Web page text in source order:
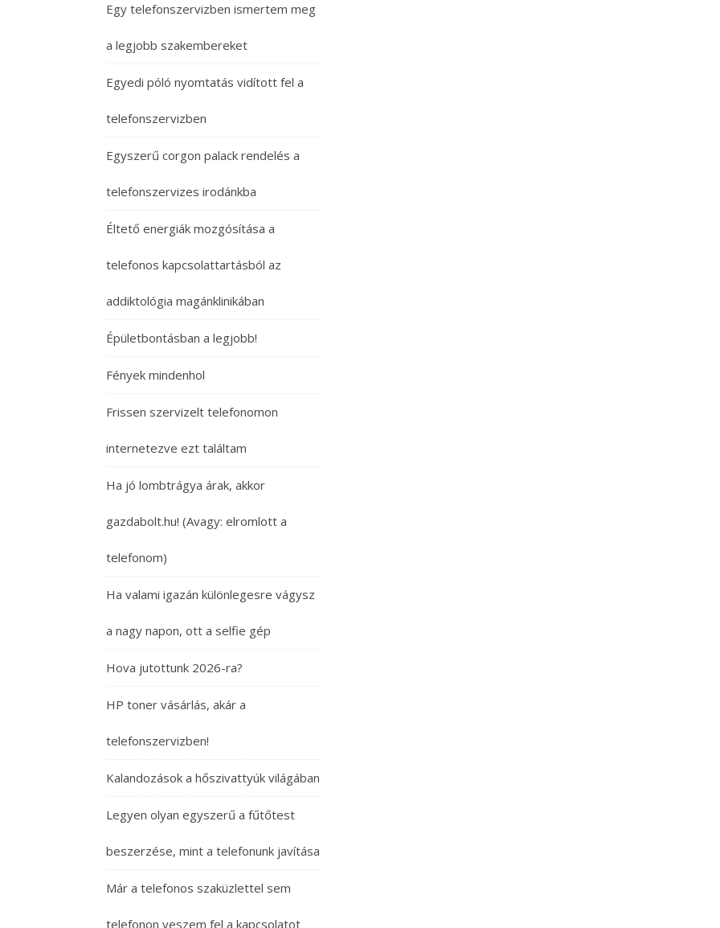
Egy telefonszervizben ismertem meg
a legjobb szakembereket
Egyedi póló nyomtatás vidított fel a
telefonszervizben
Egyszerű corgon palack rendelés a
telefonszervizes irodánkba
Éltető energiák mozgósítása a
telefonos kapcsolattartásból az
addiktológia magánklinikában
Épületbontásban a legjobb!
Fények mindenhol
Frissen szervizelt telefonomon
internetezve ezt találtam
Ha jó lombtrágya árak, akkor
gazdabolt.hu! (Avagy: elromlott a
telefonom)
Ha valami igazán különlegesre vágysz
a nagy napon, ott a selfie gép
Hova jutottunk 2026-ra?
HP toner vásárlás, akár a
telefonszervizben!
Kalandozások a hőszivattyúk világában
Legyen olyan egyszerű a fűtőtest
beszerzése, mint a telefonunk javítása
Már a telefonos szaküzlettel sem
telefonon veszem fel a kapcsolatot